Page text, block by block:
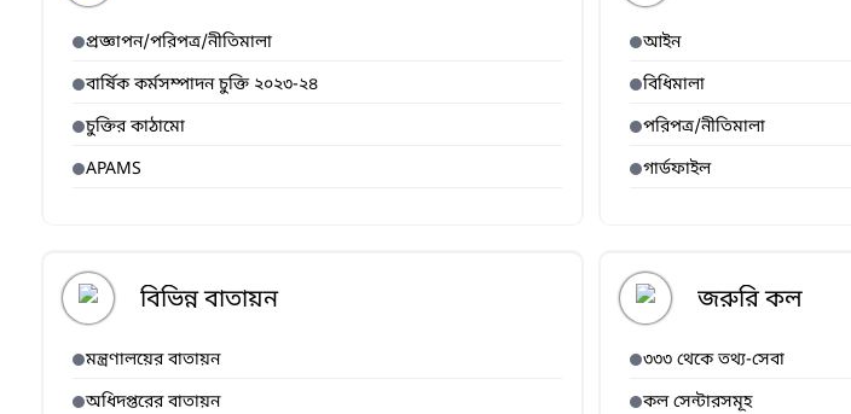
প্রজ্ঞাপন/পরিপত্র/নীতিমালা
বার্ষিক কর্মসম্পাদন চুক্তি ২০২৩-২৪
চুক্তির কাঠামো
APAMS
আইন
বিধিমালা
পরিপত্র/নীতিমালা
গার্ডফাইল
বিভিন্ন বাতায়ন
মন্ত্রণালয়ের বাতায়ন
অধিদপ্তরের বাতায়ন
জরুরি কল
৩৩৩ থেকে তথ্য-সেবা
কল সেন্টারসমূহ